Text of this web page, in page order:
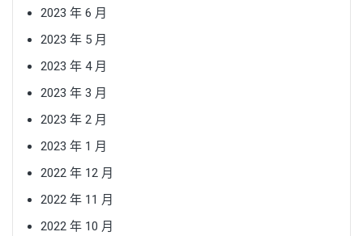
2023 年 6 月
2023 年 5 月
2023 年 4 月
2023 年 3 月
2023 年 2 月
2023 年 1 月
2022 年 12 月
2022 年 11 月
2022 年 10 月